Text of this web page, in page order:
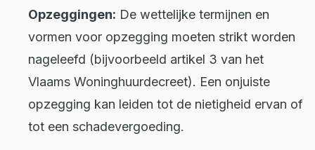
Opzeggingen: De wettelijke termijnen en
vormen voor opzegging moeten strikt worden
nageleefd (bijvoorbeeld artikel 3 van het
Vlaams Woninghuurdecreet). Een onjuiste
opzegging kan leiden tot de nietigheid ervan of
tot een schadevergoeding.